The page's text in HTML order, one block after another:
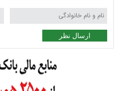
ارسال نظر